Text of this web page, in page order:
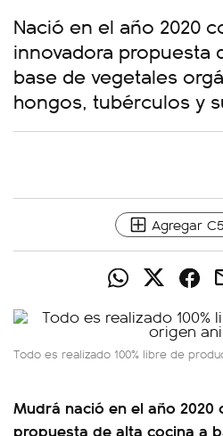
Nació en el año 2020
innovadora propuesta
base de vegetales
hongos, tubérculos y
Agregar
Todo es realizado 100% libre de
Mudrá nació en el año 2020
propuesta de alta cocina a